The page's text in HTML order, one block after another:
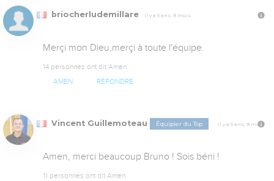
briocherludemillare Il y a 5 ans, 9 mois
Merçi mon Dieu,merçi à toute l'équipe.
14 personnes ont dit Amen
AMEN RÉPONDRE
Vincent Guillemoteau Équipier du Top Il y a 5 ans, 9 mois
Amen, merci beaucoup Bruno ! Sois béni !
11 personnes ont dit Amen